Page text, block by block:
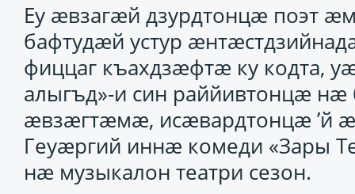
Еу ӕвзагӕй дзурдтонцӕ поэт
бафтудӕй устур
фиццаг къахдзӕфтӕ ку кодта,
алыгъд»-и син раййивтонцӕ
ӕвзӕгтӕмӕ, исӕвардтонцӕ ’й
Геуӕргий иннӕ комеди «Зары
нӕ музыкалон театри сезон.